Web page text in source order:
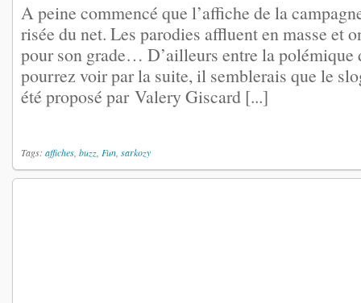
A peine commencé que l’affiche de la
risée du net. Les parodies affluent en masse et
pour son grade… D’ailleurs entre la polémique
pourrez voir par la suite, il semblerais que le
été proposé par Valery Giscard [...]
Tags: affiches buzz Fun sarkozy